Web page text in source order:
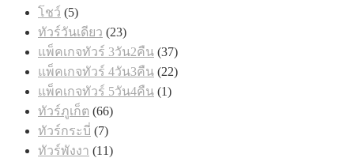
โชว์ 55
สินค้า
ทัวร์วันเดียว 2323
สินค้า
แพ็คเกจทัวร์ 3วัน2คืน 3737
สินค้า
แพ็คเกจทัวร์ 4วัน3คืน 2222
แพ็คเกจทัวร์ 5วัน4คืน 11
ทัวร์ภูเก็ต 6666
ทัวร์กระบี่ 77
สินค้า
ทัวร์พังงา 1111